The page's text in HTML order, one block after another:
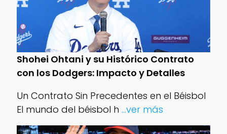
Shohei Ohtani y su Histórico Contrato
con los Dodgers: Impacto y Detalles
Un Contrato Sin Precedentes en el Béisbol
El mundo del béisbol h ...ver más